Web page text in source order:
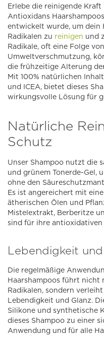
Erlebe die reinigende
Antioxidans
entwickelt wurde, um dein
Radikalen zu reinigen und
Radikale, oft eine Folge
Umweltverschmutzung,
die frühzeitige Alterung
Mit 100% natürlichen
und ICEA, bietet dieses
wirkungsvolle Lösung für
Natürliche
Schutz
Unser Shampoo nutzt die
und grünem Tonerde-Gel,
ohne den
Es ist angereichert mit
ätherischen Ölen und
Mistelextrakt, Berberitze
sind für ihre antioxidativen
Lebendigkeit
Die regelmäßige
Haarshampoos führt nicht
Radikalen, sondern
Lebendigkeit und Glanz.
Silikone und synthetische
dieses Shampoo zu einer
Anwendung und für alle